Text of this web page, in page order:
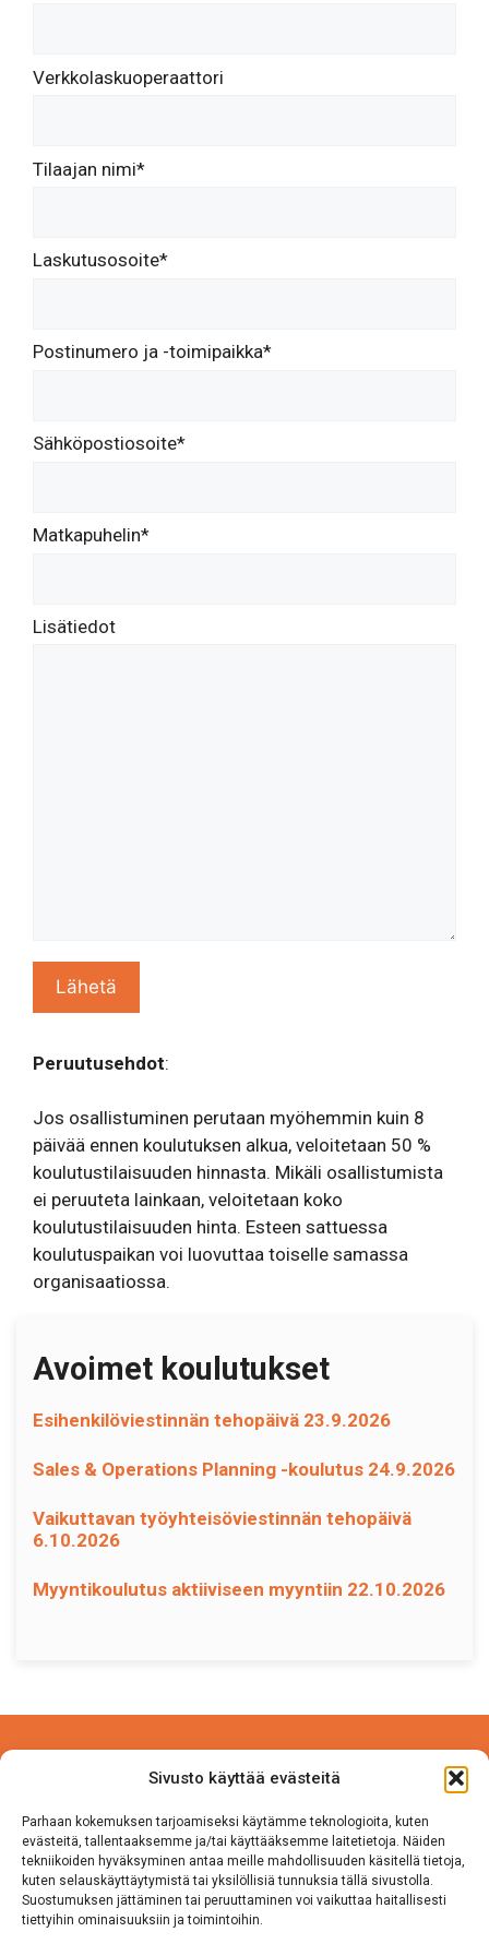
Sivusto käyttää evästeitä
Parhaan kokemuksen tarjoamiseksi käytämme teknologioita, kuten
evästeitä, tallentaaksemme ja/tai käyttääksemme laitetietoja. Näiden
tekniikoiden hyväksyminen antaa meille mahdollisuuden käsitellä tietoja,
kuten selauskäyttäytymistä tai yksilöllisiä tunnuksia tällä sivustolla.
Suostumuksen jättäminen tai peruuttaminen voi vaikuttaa haitallisesti
tiettyihin ominaisuuksiin ja toimintoihin.
Verkkolaskuoperaattori
Tilaajan nimi*
Laskutusosoite*
Postinumero ja -toimipaikka*
Sähköpostiosoite*
Matkapuhelin*
Lisätiedot
Peruutusehdot:
Jos osallistuminen perutaan myöhemmin kuin 8
päivää ennen koulutuksen alkua, veloitetaan 50 %
koulutustilaisuuden hinnasta. Mikäli osallistumista
ei peruuteta lainkaan, veloitetaan koko
koulutustilaisuuden hinta. Esteen sattuessa
koulutuspaikan voi luovuttaa toiselle samassa
organisaatiossa.
Avoimet koulutukset
Esihenkilöviestinnän tehopäivä 23.9.2026
Sales & Operations Planning -koulutus 24.9.2026
Vaikuttavan työyhteisöviestinnän tehopäivä
6.10.2026
Myyntikoulutus aktiiviseen myyntiin 22.10.2026
Tehtaantie 5 A 4
14500 IITTALA
Puh. 050 570 8163